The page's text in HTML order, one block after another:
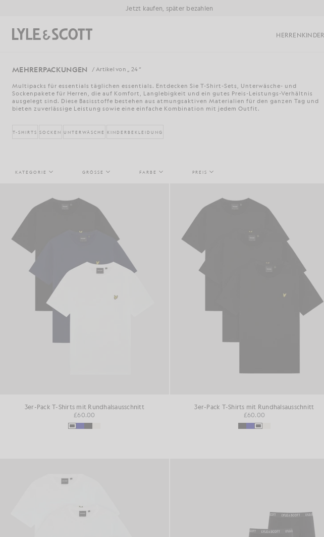
Jetzt kaufen, später bezahlen
HERRENKINDER
Suchen
MEHRERPACKUNGEN / Artikel von „ 24 “
Multipacks für essentials täglichen essentials. Entdecken Sie T-Shirt-Sets, Unterwäsche- und
Sockenpakete für Herren, die auf Komfort, Langlebigkeit und ein gutes Preis-Leistungs-Verhältnis
ausgelegt sind. Diese Basisstoffe bestehen aus atmungsaktiven Materialien für den ganzen Tag und
bieten zuverlässige Leistung sowie eine einfache Kombination mit jedem Outfit.
T-SHIRTS SOCKEN UNTERWÄSCHE KINDERBEKLEIDUNG
KATEGORIE GRÖSSE FARBE PREIS
3er-Pack T-Shirts mit Rundhalsausschnitt
£60.00
3er-Pack T-Shirts mit Rundhalsausschnitt
£60.00